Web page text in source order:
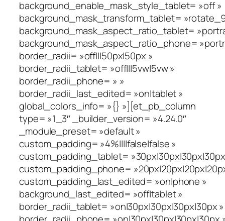
background_enable_mask_style_tablet= »off »
background_mask_transform_tablet=
background_mask_aspect_ratio_tablet=
background_mask_aspect_ratio_phone=
border_radii= »off|||50px|50px »
border_radii_tablet= »off|||5vw|5vw »
border_radii_phone= » »
border_radii_last_edited= »on|tablet »
global_colors_info= »{} »][et_pb_column
type= »1_3″ _builder_version= »4.24.0″
_module_preset= »default »
custom_padding= »4%||||false|false »
custom_padding_tablet=
custom_padding_phone=
custom_padding_last_edited= »on|phone »
background_last_edited= »off|tablet »
border_radii_tablet= »on|30px|30px|30px|30px »